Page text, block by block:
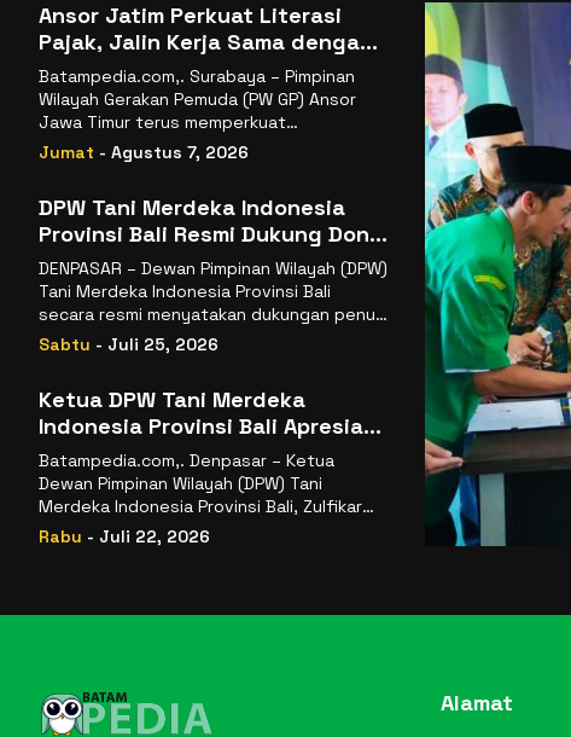
Ansor Jatim Perkuat Literasi
Pajak, Jalin Kerja Sama dengan
DJP se-Jatim
Batampedia.com,. Surabaya – Pimpinan
Wilayah Gerakan Pemuda (PW GP) Ansor
Jawa Timur terus memperkuat
komitmennya dalam membangun
kemandirian ekonomi
Jumat - Agustus 7, 2026
DPW Tani Merdeka Indonesia
Provinsi Bali Resmi Dukung Don
Muzakir Mengisi Jabatan Wakil
Menteri Pertanian RI
DENPASAR – Dewan Pimpinan Wilayah (DPW)
Tani Merdeka Indonesia Provinsi Bali
secara resmi menyatakan dukungan penuh
kepada Ketua Umum
Sabtu - Juli 25, 2026
Ketua DPW Tani Merdeka
Indonesia Provinsi Bali Apresiasi
Penunjukan Dr. Sudaryono
sebagai Kepala Badan Gizi
Nasional
Batampedia.com,. Denpasar – Ketua
Dewan Pimpinan Wilayah (DPW) Tani
Merdeka Indonesia Provinsi Bali, Zulfikar
Wijaya, S.E., menyampaikan ucapan
Rabu - Juli 22, 2026
Alamat